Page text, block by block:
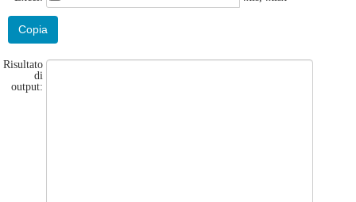
Copia
Risultato
di
output: